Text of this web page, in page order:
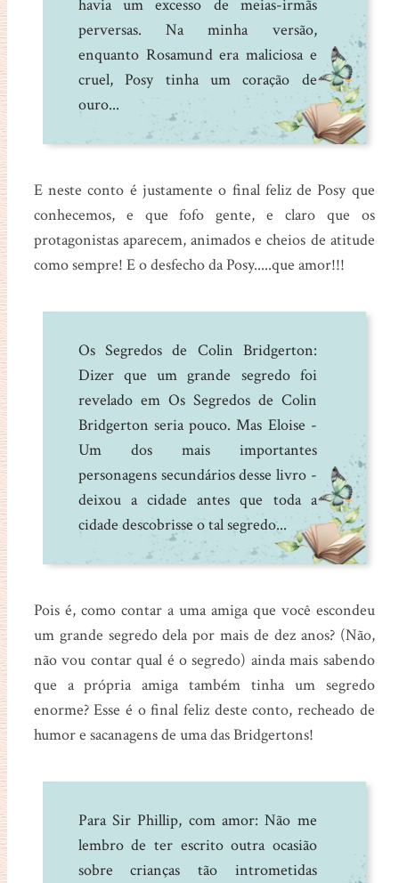
havia um excesso de meias-irmãs
perversas. Na minha versão,
enquanto Rosamund era maliciosa e
cruel, Posy tinha um coração de
ouro...
E neste conto é justamente o final feliz de Posy que
conhecemos, e que fofo gente, e claro que os
protagonistas aparecem, animados e cheios de atitude
como sempre! E o desfecho da Posy.....que amor!!!
Os Segredos de Colin Bridgerton:
Dizer que um grande segredo foi
revelado em Os Segredos de Colin
Bridgerton seria pouco. Mas Eloise -
Um dos mais importantes
personagens secundários desse livro -
deixou a cidade antes que toda a
cidade descobrisse o tal segredo...
Pois é, como contar a uma amiga que você escondeu
um grande segredo dela por mais de dez anos? (Não,
não vou contar qual é o segredo) ainda mais sabendo
que a própria amiga também tinha um segredo
enorme? Esse é o final feliz deste conto, recheado de
humor e sacanagens de uma das Bridgertons!
Para Sir Phillip, com amor: Não me
lembro de ter escrito outra ocasião
sobre crianças tão intrometidas